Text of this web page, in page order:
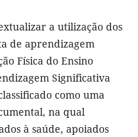
a utilização dos
de aprendizagem
Física do Ensino
Significativa
como uma
na qual
à saúde, apoiados